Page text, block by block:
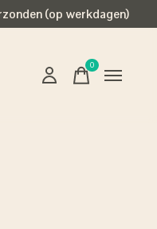
(op werkdagen)
0items